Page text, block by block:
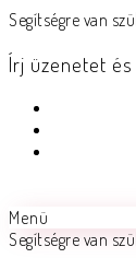
Segítségre van
Írj üzenetet
Menü
Segítségre van